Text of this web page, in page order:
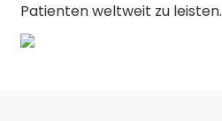
Patienten weltweit zu leisten.